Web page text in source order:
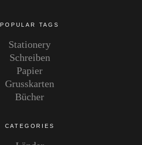
POPULAR TAGS
Stationery
Schreiben
Papier
Grusskarten
Bücher
CATEGORIES